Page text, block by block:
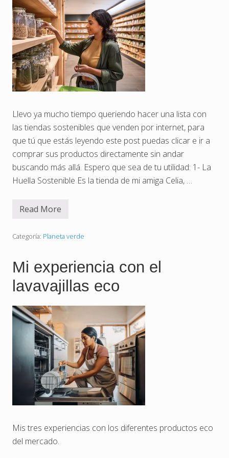
Llevo ya mucho tiempo queriendo hacer una lista con
las tiendas sostenibles que venden por internet, para
que tú que estás leyendo este post puedas clicar e ir a
comprar sus productos directamente sin andar
buscando más allá. Espero que sea de tu utilidad: 1- La
Huella Sostenible Es la tienda de mi amiga Celia, …
M
t
n
d
s
s
s
t
e
n
i
b
l
e
s
f
a
v
o
i
t
a
Read More
Categoría: Planeta verde
Mi experiencia con el
lavavajillas eco
Mis tres experiencias con los diferentes productos eco
del mercado.